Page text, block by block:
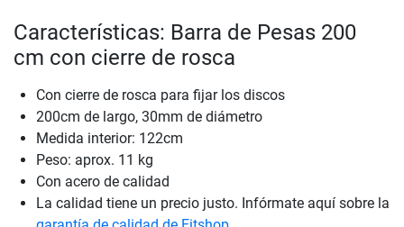
Características: Barra de Pesas 200
cm con cierre de rosca
Con cierre de rosca para fijar los discos
200cm de largo, 30mm de diámetro
Medida interior: 122cm
Peso: aprox. 11 kg
Con acero de calidad
La calidad tiene un precio justo. Infórmate aquí sobre la